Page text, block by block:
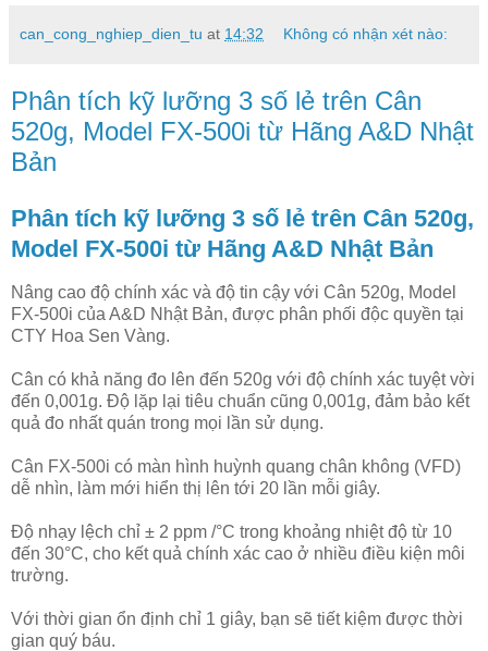
can_cong_nghiep_dien_tu at 14:32 Không có nhận xét nào:
Phân tích kỹ lưỡng 3 số lẻ trên Cân
520g, Model FX-500i từ Hãng A&D Nhật
Bản
Phân tích kỹ lưỡng 3 số lẻ trên Cân 520g,
Model FX-500i từ Hãng A&D Nhật Bản
Nâng cao độ chính xác và độ tin cậy với Cân 520g, Model
FX-500i của A&D Nhật Bản, được phân phối độc quyền tại
CTY Hoa Sen Vàng.
Cân có khả năng đo lên đến 520g với độ chính xác tuyệt vời
đến 0,001g. Độ lặp lại tiêu chuẩn cũng 0,001g, đảm bảo kết
quả đo nhất quán trong mọi lần sử dụng.
Cân FX-500i có màn hình huỳnh quang chân không (VFD)
dễ nhìn, làm mới hiển thị lên tới 20 lần mỗi giây.
Độ nhạy lệch chỉ ± 2 ppm /°C trong khoảng nhiệt độ từ 10
đến 30°C, cho kết quả chính xác cao ở nhiều điều kiện môi
trường.
Với thời gian ổn định chỉ 1 giây, bạn sẽ tiết kiệm được thời
gian quý báu.